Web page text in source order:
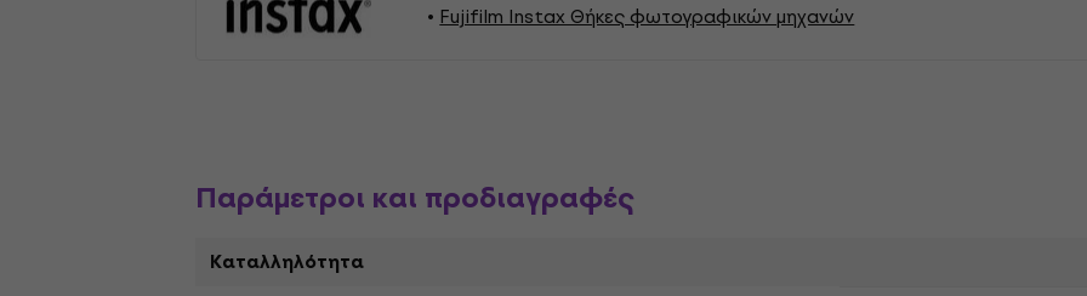
Fujifilm Instax Θήκες φωτογραφικών μηχανών
Παράμετροι και προδιαγραφές
Καταλληλότητα